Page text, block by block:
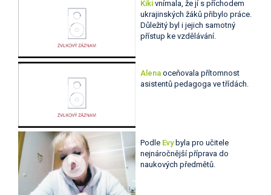
Kiki vnímala, že jí s příchodem
ukrajinských žáků přibylo práce.
Důležitý byl i jejich samotný
přístup ke vzdělávání.
Alena oceňovala přítomnost
asistentů pedagoga ve třídách.
PodleEvy byla pro učitele
nejnáročnější příprava do
naukových předmětů.